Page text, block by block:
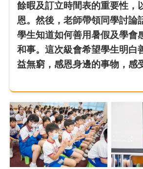
餘暇及訂立時間表的重要性，
恩。然後，老師帶領同學討論
學生知道如何善用暑假及學會
和事。這次級會希望學生明白
益無窮，感恩身邊的事物，感